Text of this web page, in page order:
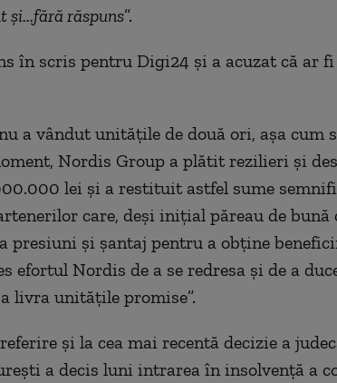
răspuns”.
în scris pentru Digi24 și a acuzat că ar
a vândut unitățile de două ori, așa cum
Nordis Group a plătit rezilieri și
lei și a restituit astfel sume
care, deși inițial păreau de bună
presiuni și șantaj pentru a obține
efortul Nordis de a se redresa și de a
livra unitățile promise”.
și la cea mai recentă decizie a
a decis luni intrarea în insolvență a